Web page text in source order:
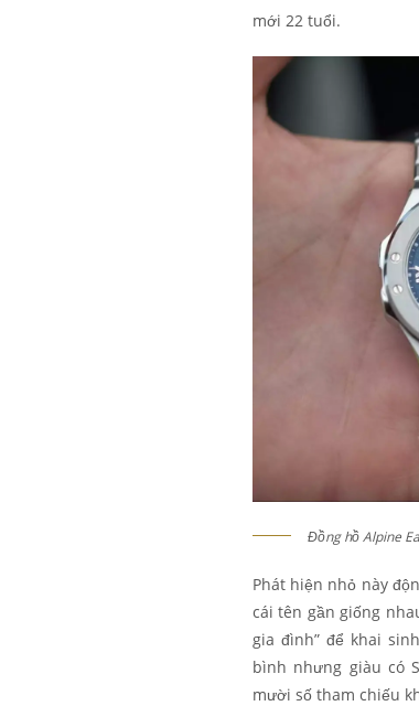
mới 22 tuổi.
Đồng hồ Alpine
Phát hiện nhỏ này
cái tên gần giống
gia đình” để khai
bình nhưng giàu có
mười số tham chiếu